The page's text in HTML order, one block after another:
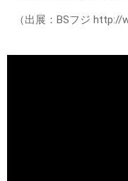
（出展：BSフジ